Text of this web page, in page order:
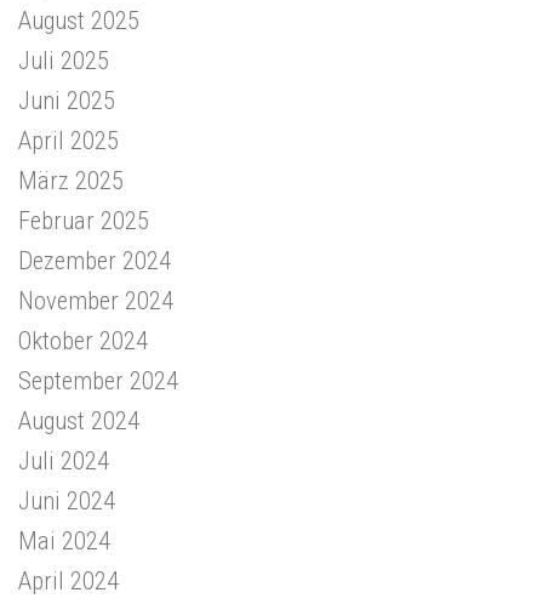
August 2025
Juli 2025
Juni 2025
April 2025
März 2025
Februar 2025
Dezember 2024
November 2024
Oktober 2024
September 2024
August 2024
Juli 2024
Juni 2024
Mai 2024
April 2024